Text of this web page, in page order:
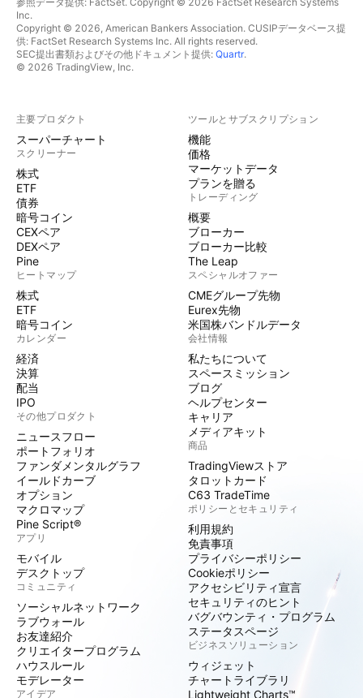
Inc.
Copyright © 2026, American Bankers Association. CUSIPデータベース提
供: FactSet Research Systems Inc. All rights reserved.
SEC提出書類およびその他ドキュメント提供: Quartr.
© 2026 TradingView, Inc.
主要プロダクト
スーパーチャート
スクリーナー
株式
ETF
債券
暗号コイン
CEXペア
DEXペア
Pine
ヒートマップ
株式
ETF
暗号コイン
カレンダー
経済
決算
配当
IPO
その他プロダクト
ニュースフロー
ポートフォリオ
ファンダメンタルグラフ
イールドカーブ
オプション
マクロマップ
Pine Script®
アプリ
モバイル
デスクトップ
コミュニティ
ソーシャルネットワーク
ラブウォール
お友達紹介
クリエイタープログラム
ハウスルール
モデレーター
アイデア
ツールとサブスクリプション
機能
価格
マーケットデータ
プランを贈る
トレーディング
概要
ブローカー
ブローカー比較
The Leap
スペシャルオファー
CMEグループ先物
Eurex先物
米国株バンドルデータ
会社情報
私たちについて
スペースミッション
ブログ
ヘルプセンター
キャリア
メディアキット
商品
TradingViewストア
タロットカード
C63 TradeTime
ポリシーとセキュリティ
利用規約
免責事項
プライバシーポリシー
Cookieポリシー
アクセシビリティ宣言
セキュリティのヒント
バグバウンティ・プログラム
ステータスページ
ビジネスソリューション
ウィジェット
チャートライブラリ
Lightweight Charts™